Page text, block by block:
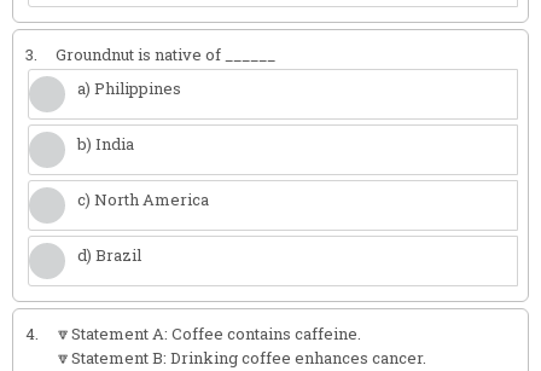
3.
Groundnut is native of ______
a) Philippines
b) India
c) North America
d) Brazil
4.
🔽Statement A: Coffee contains caffeine.
🔽Statement B: Drinking coffee enhances cancer.